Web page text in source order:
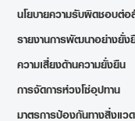
นโยบายความรับผิดชอบต่
รายงานการพัฒนาอย่างยั่ง
ความเสี่ยงด้านความยั่งยืน
การจัดการห่วงโซ่อุปทาน
มาตรการป้องกันทางสิ่งแว